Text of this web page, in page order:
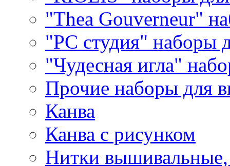
"Thea Gouverneur"
"РС студия" наборы
"Чудесная игла"
Прочие наборы для
Канва
Канва с рисунком
Нитки